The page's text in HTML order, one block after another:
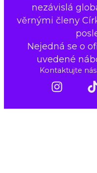
nezávislá
věrnými členy
Nejedná se o
uvedené
Kontaktujte nás